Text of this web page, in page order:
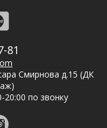
81
Смирнова д.15 (ДК
по звонку